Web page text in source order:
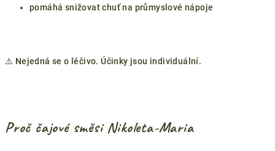
pomáhá snižovat chuť na průmyslové nápoje
⚠️ Nejedná se o léčivo. Účinky jsou individuální.
Proč čajové směsi Nikoleta-Maria